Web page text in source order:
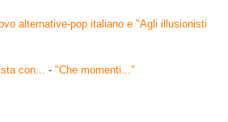
alternative-pop italiano e "Agli illusionisti
con... - "Che momenti..."